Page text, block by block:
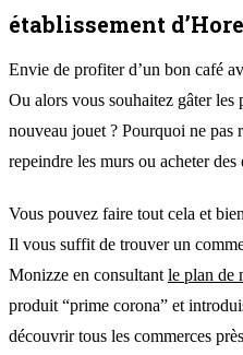
établissement
Envie de profiter d’un bon café
Ou alors vous souhaitez gâter
nouveau jouet ? Pourquoi ne pas
repeindre les murs ou acheter
Vous pouvez faire tout cela et
Il vous suffit de trouver un
Monizze en consultant le plan de
produit “prime corona” et
découvrir tous les commerces